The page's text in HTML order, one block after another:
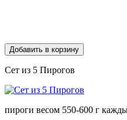
Добавить в корзину
Сет из 5 Пирогов
пироги весом 550-600 г